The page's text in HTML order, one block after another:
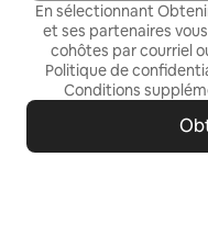
En sélectionnant
et ses partenaires
cohôtes par courriel
Politique de
Conditions